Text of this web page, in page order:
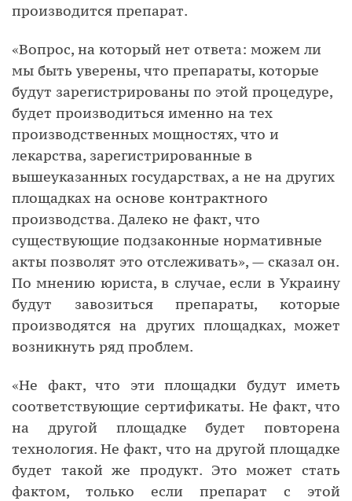
производится препарат.
«Вопрос, на который нет ответа: можем ли
мы быть уверены, что препараты, которые
будут зарегистрированы по этой процедуре,
будет производиться именно на тех
производственных мощностях, что и
лекарства, зарегистрированные в
вышеуказанных государствах, а не на других
площадках на основе контрактного
производства. Далеко не факт, что
существующие подзаконные нормативные
акты позволят это отслеживать», — сказал он.
По мнению юриста, в случае, если в Украину
будут завозиться препараты, которые
производятся на других площадках, может
возникнуть ряд проблем.
«Не факт, что эти площадки будут иметь
соответствующие сертификаты. Не факт, что
на другой площадке будет повторена
технология. Не факт, что на другой площадке
будет такой же продукт. Это может стать
фактом, только если препарат с этой